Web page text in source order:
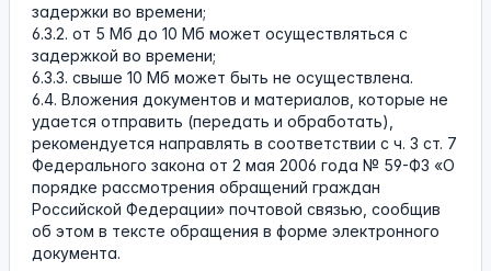
задержки во времени;
6.3.2. от 5 Мб до 10 Мб может осуществляться с
задержкой во времени;
6.3.3. свыше 10 Мб может быть не осуществлена.
6.4. Вложения документов и материалов, которые не
удается отправить (передать и обработать),
рекомендуется направлять в соответствии с ч. 3 ст. 7
Федерального закона от 2 мая 2006 года № 59-ФЗ «О
порядке рассмотрения обращений граждан
Российской Федерации» почтовой связью, сообщив
об этом в тексте обращения в форме электронного
документа.